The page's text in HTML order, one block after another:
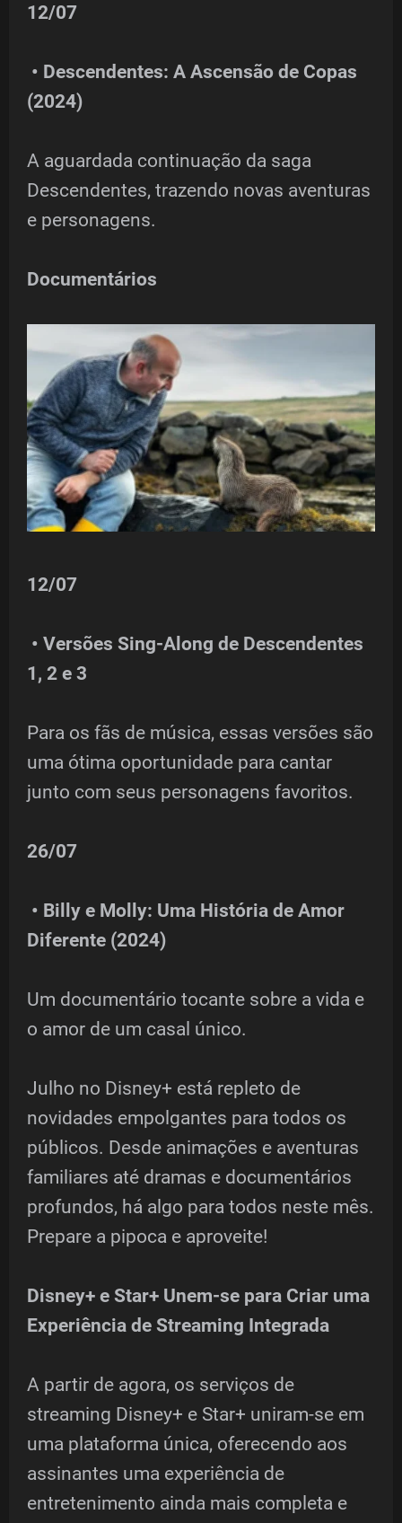
12/07
• Descendentes: A Ascensão de Copas
(2024)
A aguardada continuação da saga
Descendentes, trazendo novas aventuras
e personagens.
Documentários
12/07
• Versões Sing-Along de Descendentes
1, 2 e 3
Para os fãs de música, essas versões são
uma ótima oportunidade para cantar
junto com seus personagens favoritos.
26/07
• Billy e Molly: Uma História de Amor
Diferente (2024)
Um documentário tocante sobre a vida e
o amor de um casal único.
Julho no Disney+ está repleto de
novidades empolgantes para todos os
públicos. Desde animações e aventuras
familiares até dramas e documentários
profundos, há algo para todos neste mês.
Prepare a pipoca e aproveite!
Disney+ e Star+ Unem-se para Criar uma
Experiência de Streaming Integrada
A partir de agora, os serviços de
streaming Disney+ e Star+ uniram-se em
uma plataforma única, oferecendo aos
assinantes uma experiência de
entretenimento ainda mais completa e